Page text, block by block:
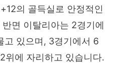
의 골득실로 안정적인
면 이탈리아는 2경기에
고 있으며, 3경기에서 6
위에 자리하고 있습니다.